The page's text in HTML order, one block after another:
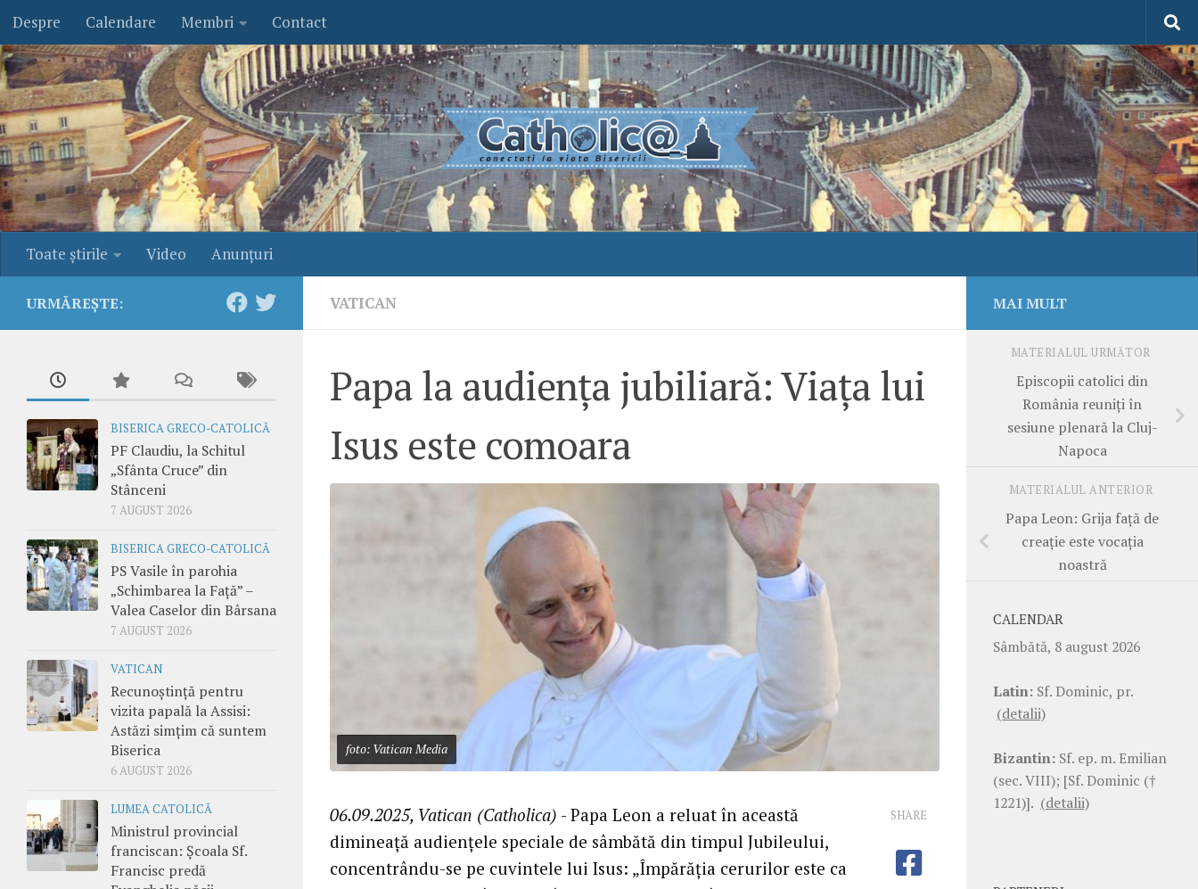
Skip to content
Despre Calendare Membri Contact
Toate ştirile Video Anunţuri
VATICAN
Papa la audiența jubiliară: Viața lui
Isus este comoara
foto: Vatican Media
06.09.2025, Vatican (Catholica) - Papa Leon a reluat în această
dimineață audiențele speciale de sâmbătă din timpul Jubileului,
concentrându-se pe cuvintele lui Isus: „Împărăția cerurilor este ca
SHARE
URMĂREȘTE:
BISERICA GRECO-CATOLICĂ
PF Claudiu, la Schitul
„Sfânta Cruce” din
Stânceni
7 AUGUST 2026
BISERICA GRECO-CATOLICĂ
PS Vasile în parohia
„Schimbarea la Față” –
Valea Caselor din Bârsana
7 AUGUST 2026
VATICAN
Recunoștință pentru
vizita papală la Assisi:
Astăzi simțim că suntem
Biserica
6 AUGUST 2026
LUMEA CATOLICĂ
Ministrul provincial
franciscan: Școala Sf.
Francisc predă
MAI MULT
MATERIALUL URMĂTOR
Episcopii catolici din
România reuniți în
sesiune plenară la Cluj-
Napoca
MATERIALUL ANTERIOR
Papa Leon: Grija față de
creație este vocația
noastră
CALENDAR
Sâmbătă, 8 august 2026
Latin: Sf. Dominic, pr.
(detalii)
Bizantin: Sf. ep. m. Emilian
(sec. VIII); [Sf. Dominic (†
1221)]. (detalii)